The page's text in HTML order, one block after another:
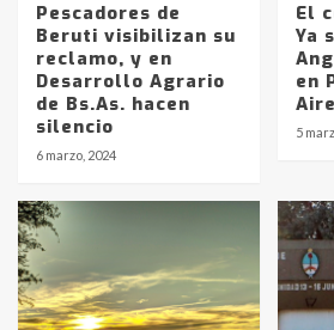
Pescadores de
Beruti visibilizan su
reclamo, y en
Desarrollo Agrario
de Bs.As. hacen
silencio
6 marzo, 2024
El
Ya
en
5
pampeanos que
4
Accidente en Ruta
joven de Trenque